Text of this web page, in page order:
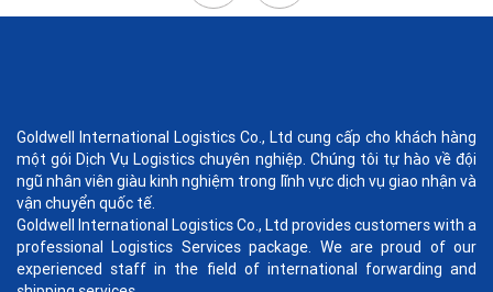
Goldwell International Logistics Co., Ltd cung cấp cho khách hàng
một gói Dịch Vụ Logistics chuyên nghiệp. Chúng tôi tự hào về đội
ngũ nhân viên giàu kinh nghiệm trong lĩnh vực dịch vụ giao nhận và
vận chuyển quốc tế.
Goldwell International Logistics Co., Ltd provides customers with a
professional Logistics Services package. We are proud of our
experienced staff in the field of international forwarding and